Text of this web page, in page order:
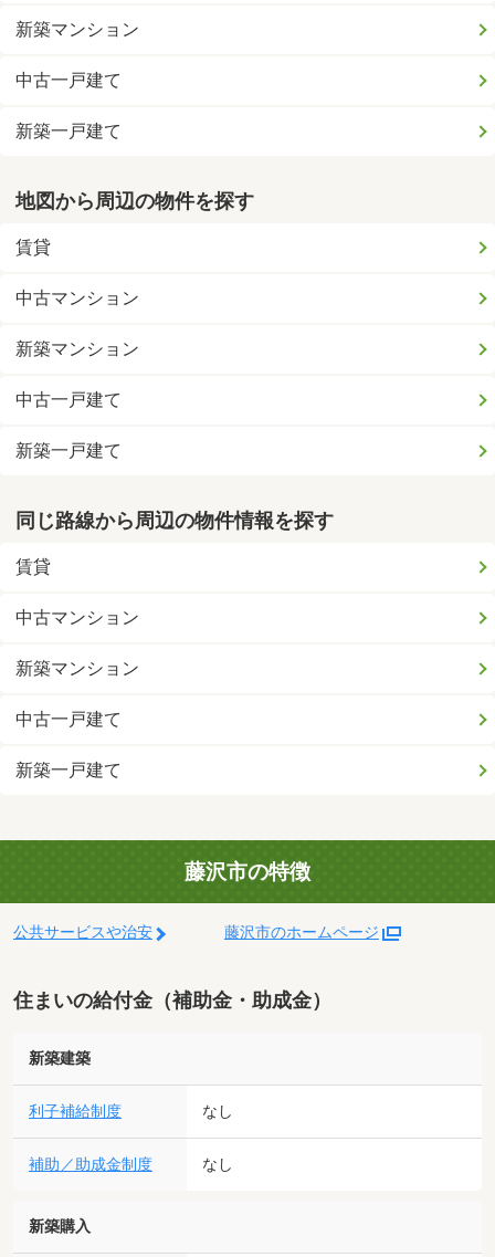
新築マンション
中古一戸建て
新築一戸建て
地図から周辺の物件を探す
賃貸
中古マンション
新築マンション
中古一戸建て
新築一戸建て
同じ路線から周辺の物件情報を探す
賃貸
中古マンション
新築マンション
中古一戸建て
新築一戸建て
藤沢市の特徴
公共サービスや治安 藤沢市のホームページ
住まいの給付金（補助金・助成金）
新築建築
利子補給制度 なし
補助／助成金制度 なし
新築購入